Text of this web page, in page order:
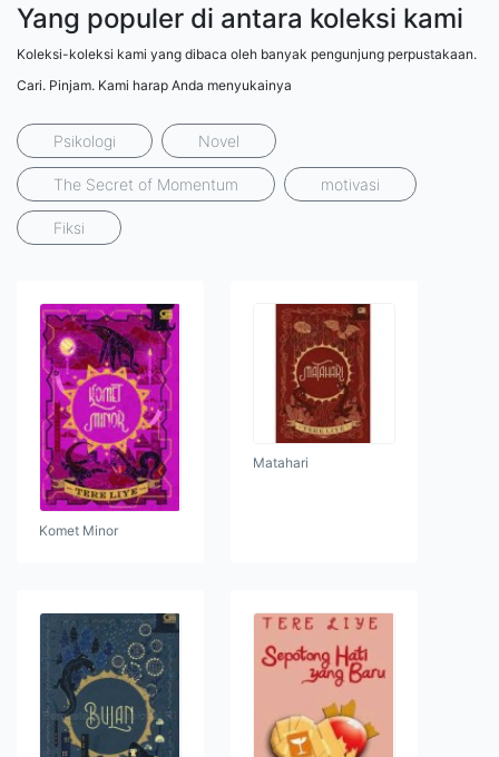
Yang populer di antara koleksi kami
Koleksi-koleksi kami yang dibaca oleh banyak pengunjung perpustakaan.
Cari. Pinjam. Kami harap Anda menyukainya
Psikologi Novel
The Secret of Momentum motivasi
Fiksi
Komet Minor
Matahari